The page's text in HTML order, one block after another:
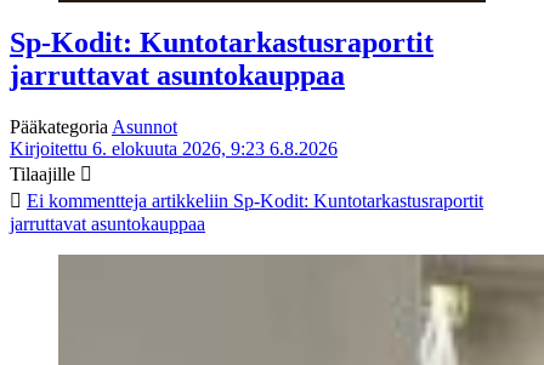
Sp-Kodit: Kuntotarkastusraportit
jarruttavat asuntokauppaa
Pääkategoria Asunnot
Kirjoitettu 6. elokuuta 2026, 9:23 6.8.2026
Tilaajille
Ei kommentteja artikkeliin Sp-Kodit: Kuntotarkastusraportit
jarruttavat asuntokauppaa